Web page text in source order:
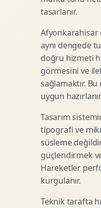
SEO Icerik Stratejisi
Schema Markup Optimizasyonu
Premium Ambalaj Tasarimi
Etiket Tasarimi
Kutu Tasarimi
Raf Gorunurlugu
Gida Ambalaj Tasarimi
Kozmetik Ambalaj Tasarimi
E Ticaret Kutu Tasarimi
Ambalaj Mockup Tasarimi
tasarlanır.
Afyonkarahisar
aynı dengede
doğru hizmeti
görmesini ve
sağlamaktır. Bu
uygun
Tasarım
tipografi ve
süsleme
güçlendirmek
Hareketler
kurgulanır.
Teknik tarafta